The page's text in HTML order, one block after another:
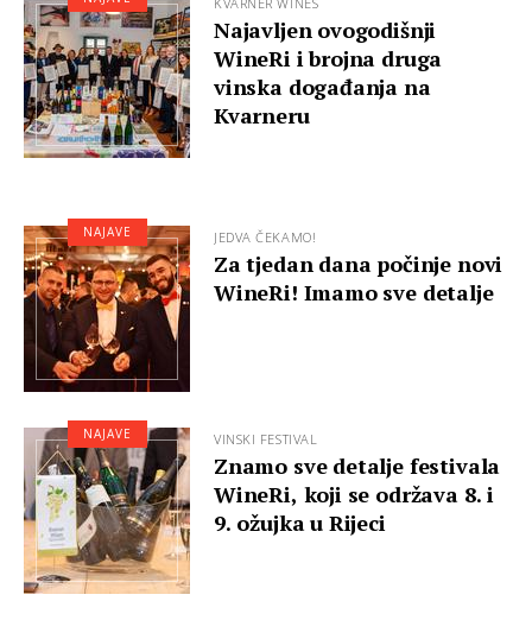
Najavljen ovogodišnji
WineRi i brojna druga
vinska događanja na
Kvarneru
JEDVA ČEKAMO!
Za tjedan dana počinje novi
WineRi! Imamo sve detalje
NAJAVE
VINSKI FESTIVAL
Znamo sve detalje festivala
WineRi, koji se održava 8. i
9. ožujka u Rijeci
NAJAVE